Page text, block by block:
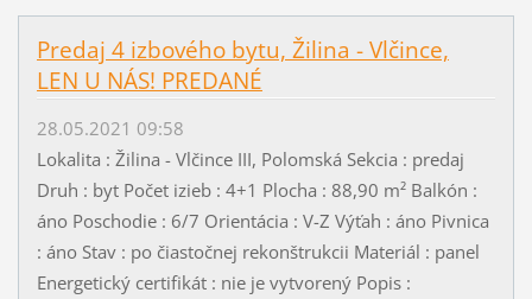
Predaj 4 izbového bytu, Žilina - Vlčince,
LEN U NÁS! PREDANÉ
28.05.2021 09:58
Lokalita : Žilina - Vlčince III, Polomská Sekcia : predaj
Druh : byt Počet izieb : 4+1 Plocha : 88,90 m² Balkón :
áno Poschodie : 6/7 Orientácia : V-Z Výťah : áno Pivnica
: áno Stav : po čiastočnej rekonštrukcii Materiál : panel
Energetický certifikát : nie je vytvorený Popis :